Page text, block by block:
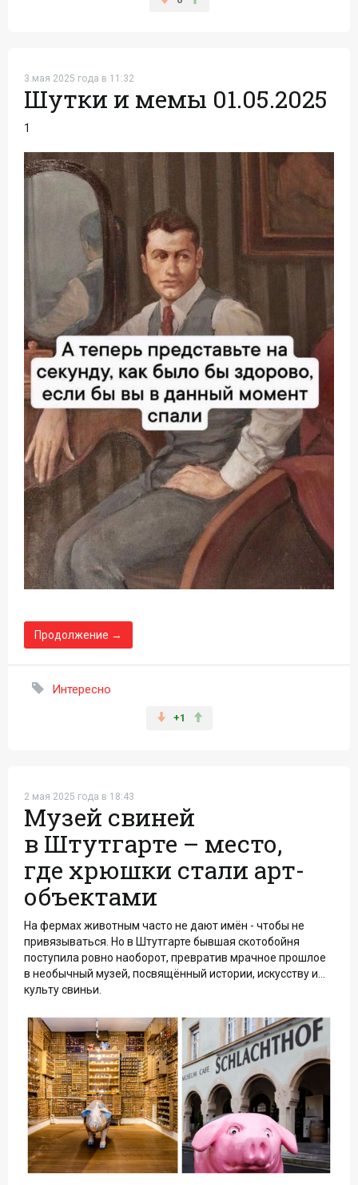
3 мая 2025 года в 11:32
Шутки и мемы 01.05.2025
1
Продолжение →
Интересно
+1
2 мая 2025 года в 18:43
Музей свиней
в Штутгарте – место,
где хрюшки стали арт-
объектами
На фермах животным часто не дают имён - чтобы не
привязываться. Но в Штутгарте бывшая скотобойня
поступила ровно наоборот, превратив мрачное прошлое
в необычный музей, посвящённый истории, искусству и...
культу свиньи.